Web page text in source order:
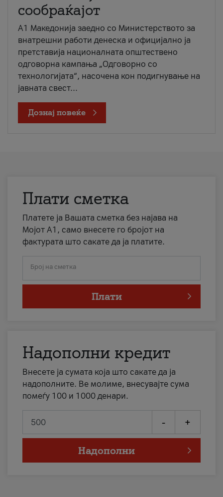
сообраќајот
A1 Македонија заедно со Министерството за
внатрешни работи денеска и официјално ја
претставија националната општествено
одговорна кампања „Одговорно со
технологијата“, насочена кон подигнување на
јавната свест...
Дознај повеќе
Плати сметка
Платете ја Вашата сметка без најава на
Мојот А1, само внесете го бројот на
фактурата што сакате да ја платите.
Број на сметка
Плати
Надополни кредит
Внесете ја сумата која што сакате да ја
надополните. Ве молиме, внесувајте сума
помеѓу 100 и 1000 денари.
- +
Надополни